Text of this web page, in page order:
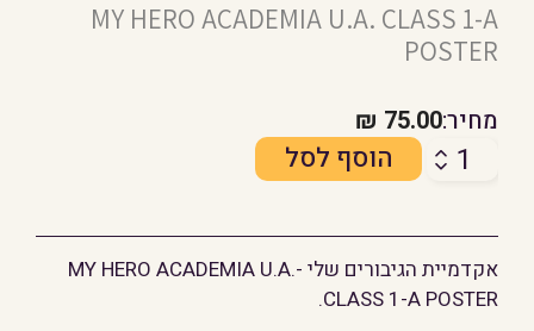
MY HERO ACADEMIA U.A. CLASS 1-A
POSTER
מחיר:75.00
₪
כמות
הגיבורים
שלי
U.A
הוסף לסל
אקדמיית הגיבורים שלי -MY HERO ACADEMIA U.A.
CLASS 1-A POSTER.